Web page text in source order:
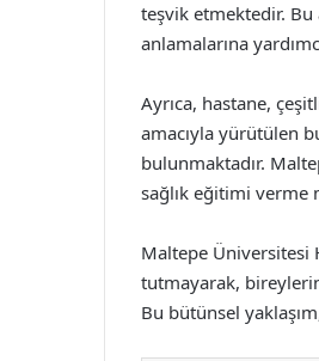
teşvik etmektedir. Bu
anlamalarına
Ayrıca, hastane,
amacıyla yürütülen
bulunmaktadır.
sağlık eğitimi verme
Maltepe Üniversitesi
tutmayarak,
Bu bütünsel